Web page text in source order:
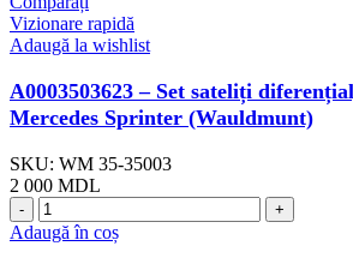
Vizionare rapidă
Adaugă la wishlist
A0003503623 – Set sateliți
Mercedes Sprinter (Wauldmunt)
SKU: WM 35-35003
2 000 MDL
Adaugă în coș